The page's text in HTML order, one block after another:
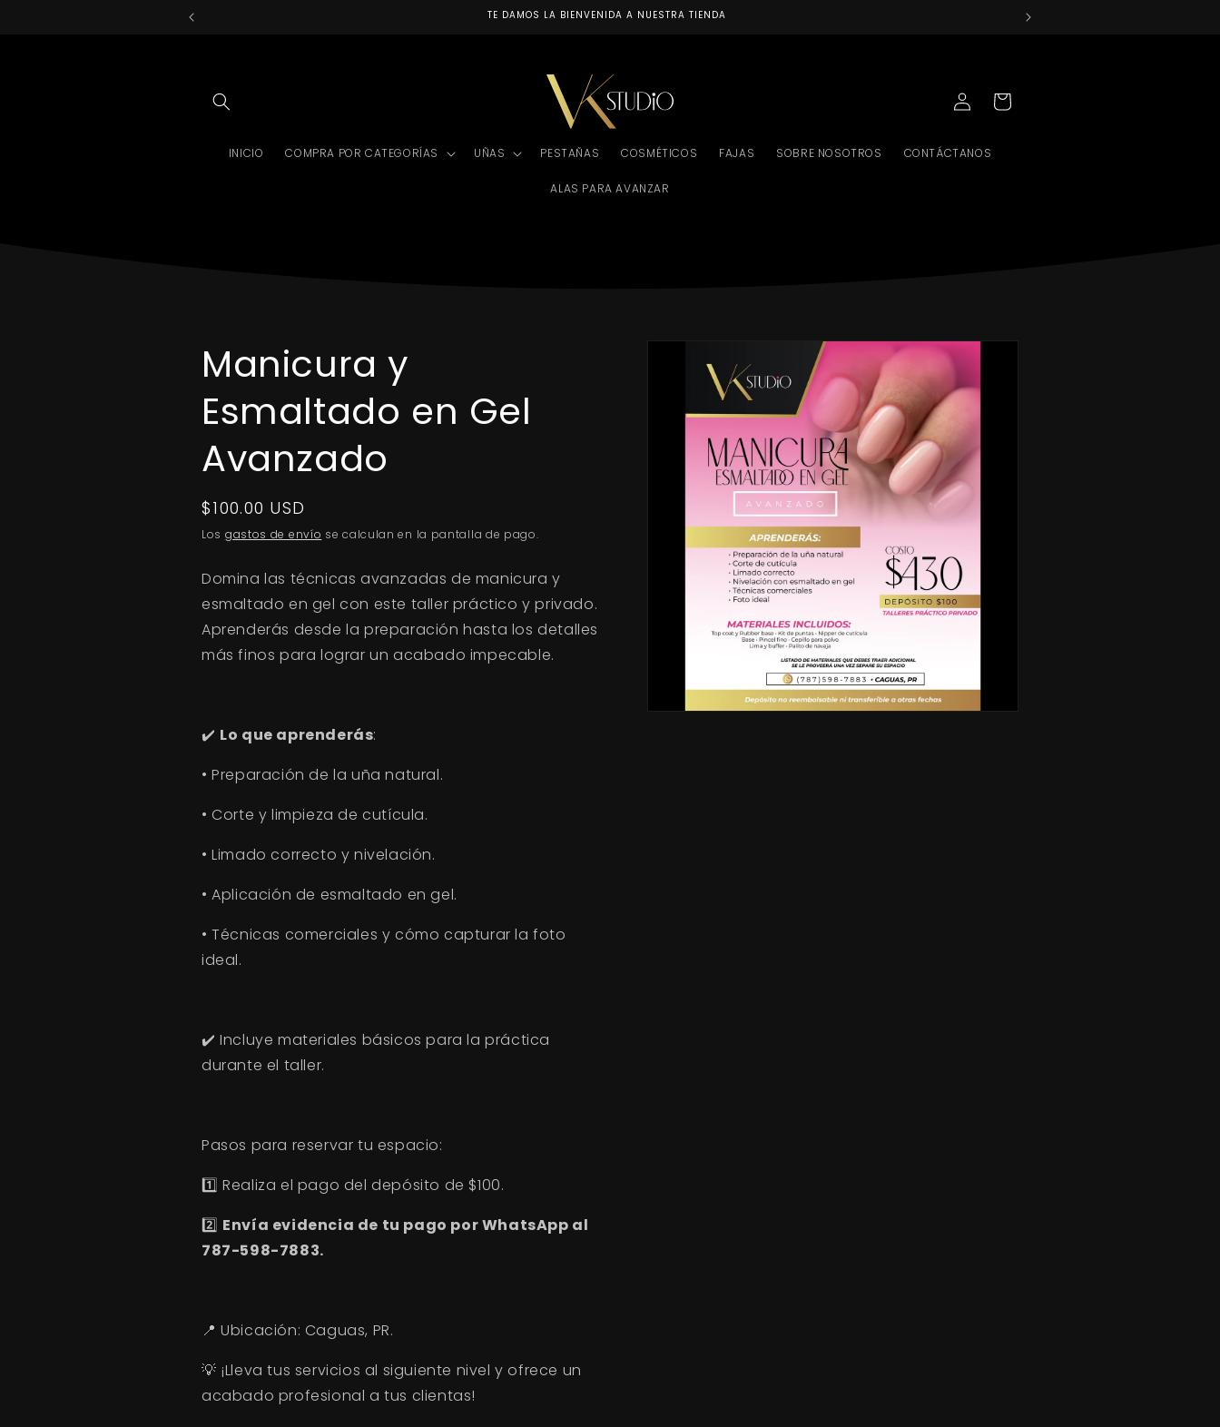
TE DAMOS LA BIENVENIDA A NUESTRA TIENDA
INICIO COMPRA POR CATEGORÍAS UÑAS PESTAÑAS COSMÉTICOS FAJAS SOBRE NOSOTROS CONTÁCTANOS
ALAS PARA AVANZAR
INICIAR
SESIÓN
CARRITO
directamente
información
del producto
Manicura y
Esmaltado en Gel
Avanzado
Precio
habitual
$100.00 USD
Los gastos de envío se calculan en la pantalla de pago.
Domina las técnicas avanzadas de manicura y
esmaltado en gel con este taller práctico y privado.
Aprenderás desde la preparación hasta los detalles
más finos para lograr un acabado impecable.
✔️ Lo que aprenderás:
• Preparación de la uña natural.
• Corte y limpieza de cutícula.
• Limado correcto y nivelación.
• Aplicación de esmaltado en gel.
• Técnicas comerciales y cómo capturar la foto
ideal.
✔️Incluye materiales básicos para la práctica
durante el taller.
Pasos para reservar tu espacio:
1️⃣ Realiza el pago del depósito de $100.
2️⃣ Envía evidencia de tu pago por WhatsApp al
787-598-7883.
📍Ubicación: Caguas, PR.
💡 ¡Lleva tus servicios al siguiente nivel y ofrece un
acabado profesional a tus clientas!